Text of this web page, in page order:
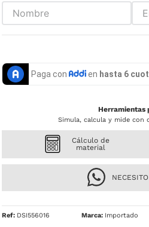
Herramientas
Simula, calcula y mide con
Cálculo de
material
Ref: DSI556016 Importado